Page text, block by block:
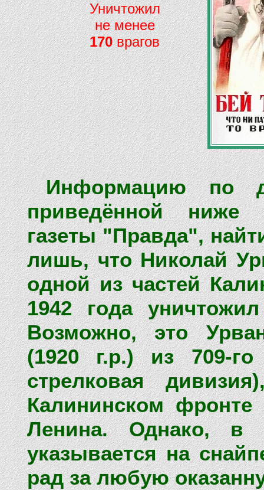
Уничтожил
не менее
170врагов
Информацию по
приведённой ниже
газеты "Правда",
лишь, что Николай
одной из частей
1942 года
Возможно, это
(1920 г.р.) из 709-го
стрелковая
Калининском
Ленина. Однако, в
указывается на
рад за любую